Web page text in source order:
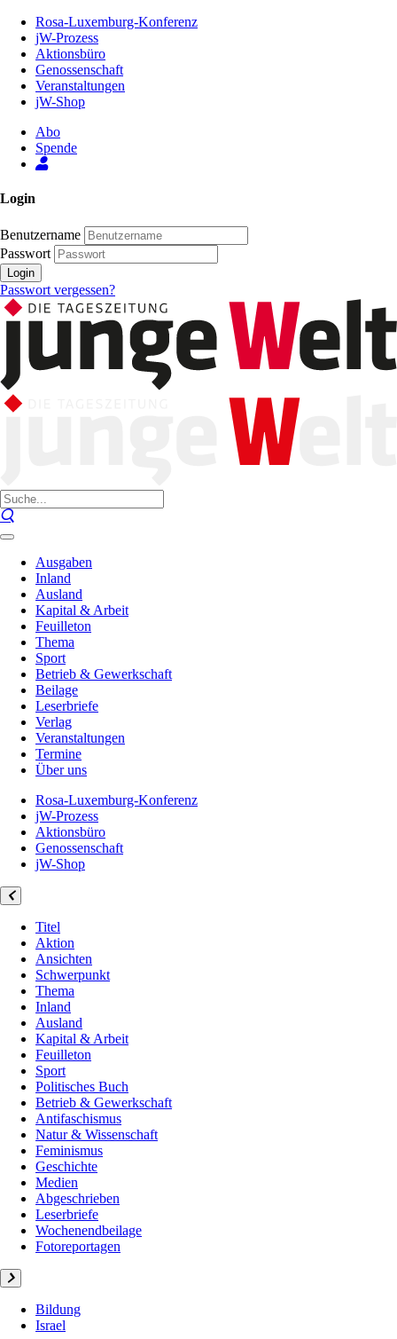
Inhalt
Seite
Rosa-Luxemburg-Konferenz
jW-Prozess
Aktionsbüro
Genossenschaft
Veranstaltungen
jW-Shop
Abo
Spende
Login
Benutzername
Passwort
Login
Passwort vergessen?
Ausgaben
Inland
Ausland
Kapital & Arbeit
Feuilleton
Thema
Sport
Betrieb & Gewerkschaft
Beilage
Leserbriefe
Verlag
Veranstaltungen
Termine
Über uns
Rosa-Luxemburg-Konferenz
jW-Prozess
Aktionsbüro
Genossenschaft
jW-Shop
Titel
Aktion
Ansichten
Schwerpunkt
Thema
Inland
Ausland
Kapital & Arbeit
Feuilleton
Sport
Politisches Buch
Betrieb & Gewerkschaft
Antifaschismus
Natur & Wissenschaft
Feminismus
Geschichte
Medien
Abgeschrieben
Leserbriefe
Wochenendbeilage
Fotoreportagen
Bildung
Israel